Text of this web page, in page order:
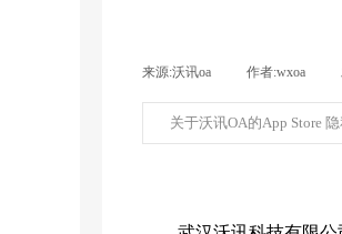
来源:沃讯oa 作者:wxoa
关于沃讯OA的App Store